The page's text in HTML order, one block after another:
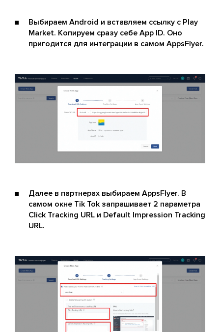
Выбираем Android и вставляем ссылку с Play
Market. Копируем сразу себе App ID. Оно
пригодится для интеграции в самом AppsFlyer.
Далее в партнерах выбираем AppsFlyer. В
самом окне Tik Tok запрашивает 2 параметра
Click Tracking URL и Default Impression Tracking
URL.